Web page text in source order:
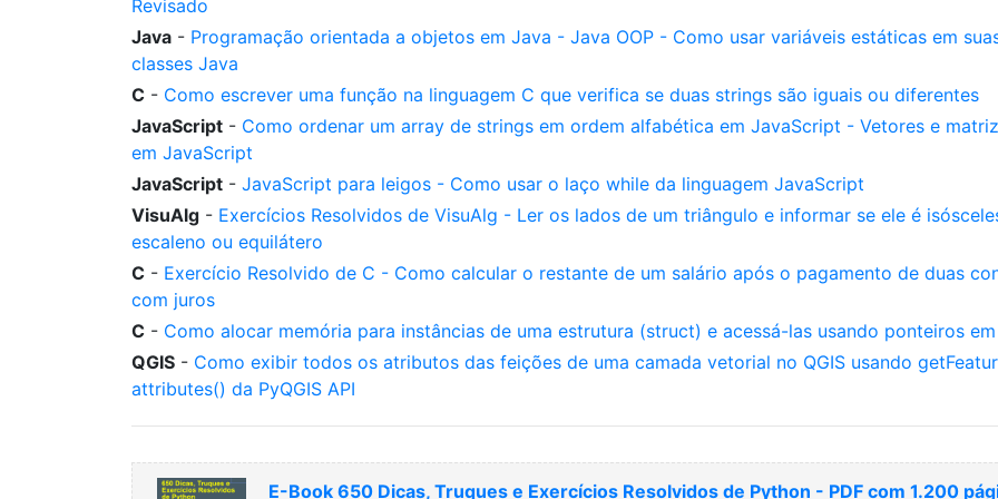
Revisado
Java - Programação orientada a objetos em Java - Java OOP - Como usar variáveis estáticas em
classes Java
C - Como escrever uma função na linguagem C que verifica se duas strings são iguais ou diferentes
JavaScript - Como ordenar um array de strings em ordem alfabética em JavaScript - Vetores e
em JavaScript
JavaScript - JavaScript para leigos - Como usar o laço while da linguagem JavaScript
VisuAlg - Exercícios Resolvidos de VisuAlg - Ler os lados de um triângulo e informar se ele é
escaleno ou equilátero
C - Exercício Resolvido de C - Como calcular o restante de um salário após o pagamento de duas
com juros
C - Como alocar memória para instâncias de uma estrutura (struct) e acessá-las usando ponteiros
QGIS - Como exibir todos os atributos das feições de uma camada vetorial no QGIS usando
attributes() da PyQGIS API
E-Book 650 Dicas, Truques e Exercícios Resolvidos de Python - PDF com 1.200